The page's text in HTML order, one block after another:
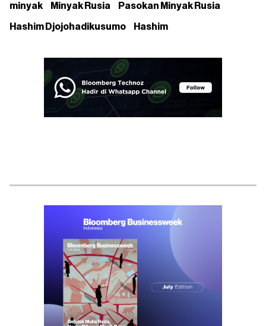
minyak Minyak Rusia Pasokan Minyak Rusia
Hashim Djojohadikusumo Hashim